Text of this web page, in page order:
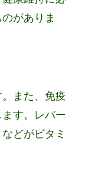
がありま
また、免疫
す。レバー
どがビタミ